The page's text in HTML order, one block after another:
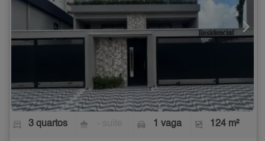
3 quartos 1 vaga 124 m²